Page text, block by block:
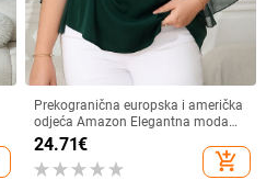
Prekogranična europska i američka
odjeća Amazon Elegantna moda
Ležerna Elegantna majica kratkih
rukava velike veličine s šifonskim
rukavima i laticama
24.71€
add_shopping_cart